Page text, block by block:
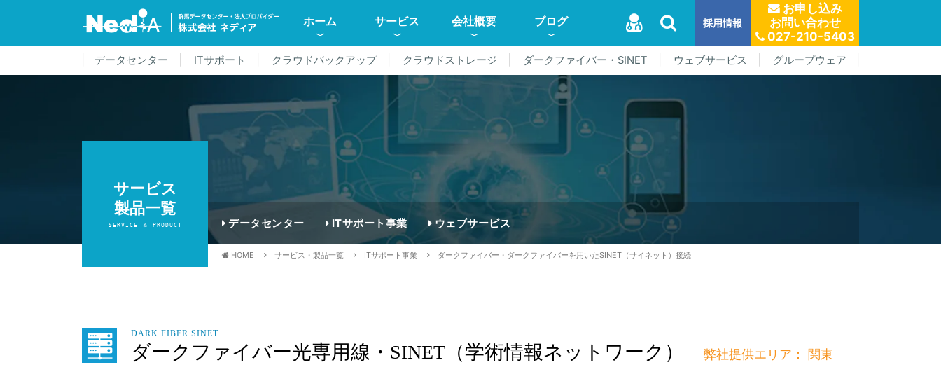
ホーム サービス 会社概要 ブログ 採用情報
お申し込み
お問い合わせ
027-210-5403
データセンター ITサポート クラウドバックアップ クラウドストレージ ダークファイバー・SINET ウェブサービス グループウェア
サービス
製品一覧
SERVICE ＆ PRODUCT データセンター ITサポート事業 ウェブサービス
HOME サービス・製品一覧 ITサポート事業 ダークファイバー・ダークファイバーを用いたSINET（サイネット）接続
DARK FIBER SINET
ダークファイバー光専用線・SINET（学術情報ネットワーク） 弊社提供エリア： 関東